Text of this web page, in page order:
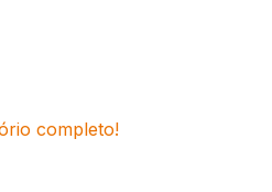
completo!